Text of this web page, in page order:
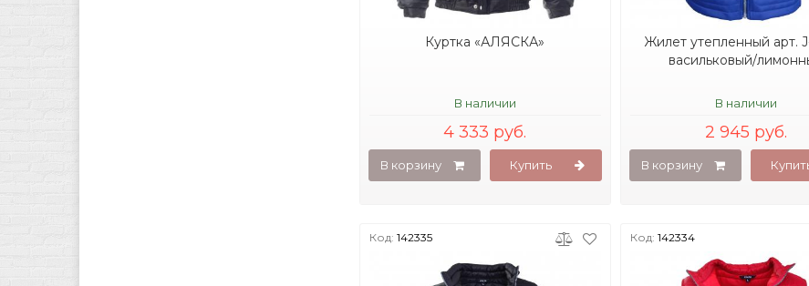
Куртка «АЛЯСКА»
В наличии
4 333 руб.
В корзину Купить
Жилет утепленный арт.
васильковый/
В наличии
2 945 руб.
В корзину
Код: 142335 Код: 142334